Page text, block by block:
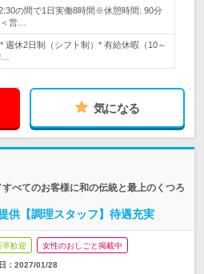
の間で1日実働8時間※休憩時間: 90分
営…
週休2日制（シフト制）* 有給休暇（10～
気になる
べてのお客様に和の伝統と最上のくつろ
供【調理スタッフ】待遇充実
卒歓迎 女性のおしごと掲載中
： 2027/01/28